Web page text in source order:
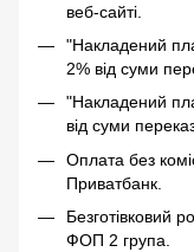
веб-сайті.
"Накладений
2% від суми
"Накладений
від суми
Оплата без
Приватбанк.
Безготівковий
ФОП 2 група.